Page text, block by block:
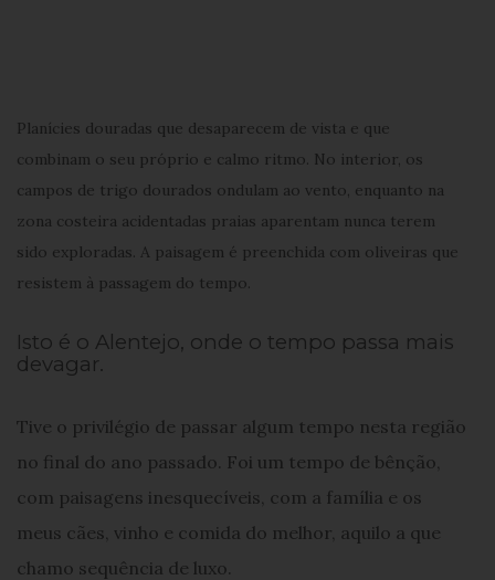
Planícies douradas que desaparecem de vista e que
combinam o seu próprio e calmo ritmo. No interior, os
campos de trigo dourados ondulam ao vento, enquanto na
zona costeira acidentadas praias aparentam nunca terem
sido exploradas. A paisagem é preenchida com oliveiras que
resistem à passagem do tempo.
Isto é o Alentejo, onde o tempo passa mais
devagar.
Tive o privilégio de passar algum tempo nesta região
no final do ano passado. Foi um tempo de bênção,
com paisagens inesquecíveis, com a família e os
meus cães, vinho e comida do melhor, aquilo a que
chamo sequência de luxo.